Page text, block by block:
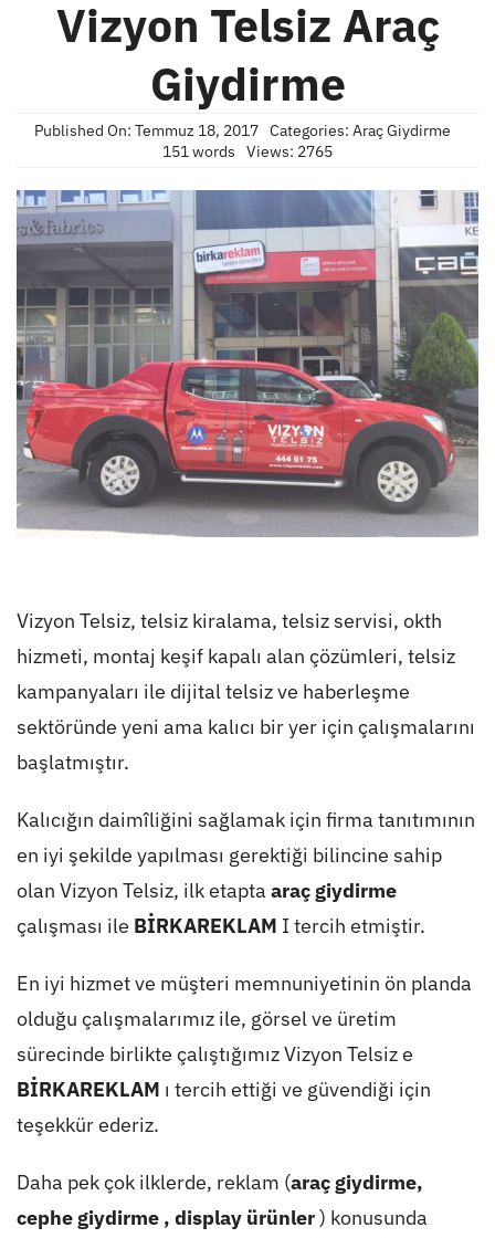
Vizyon Telsiz Araç
Giydirme
Published On: Temmuz 18, 2017 Categories: Araç Giydirme
151 words
Views: 2765
Vizyon Telsiz, telsiz kiralama, telsiz servisi, okth
hizmeti, montaj keşif kapalı alan çözümleri, telsiz
kampanyaları ile dijital telsiz ve haberleşme
sektöründe yeni ama kalıcı bir yer için çalışmalarını
başlatmıştır.
Kalıcığın daimîliğini sağlamak için firma tanıtımının
en iyi şekilde yapılması gerektiği bilincine sahip
olan Vizyon Telsiz, ilk etapta araç giydirme
çalışması ile BİRKAREKLAM I tercih etmiştir.
En iyi hizmet ve müşteri memnuniyetinin ön planda
olduğu çalışmalarımız ile, görsel ve üretim
sürecinde birlikte çalıştığımız Vizyon Telsiz e
BİRKAREKLAM ı tercih ettiği ve güvendiği için
teşekkür ederiz.
Daha pek çok ilklerde, reklam (araç giydirme,
cephe giydirme, display ürünler) konusunda